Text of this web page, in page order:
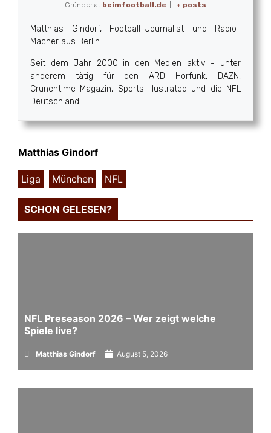
Gründer at beimfootball.de + posts
Matthias Gindorf, Football-Journalist und Radio-
Macher aus Berlin.
Seit dem Jahr 2000 in den Medien aktiv - unter
anderem tätig für den ARD Hörfunk, DAZN,
Crunchtime Magazin, Sports Illustrated und die NFL
Deutschland.
Matthias Gindorf
Liga München NFL
SCHON GELESEN?
NFL Preseason 2026 – Wer zeigt welche
Spiele live?
Matthias Gindorf August 5, 2026